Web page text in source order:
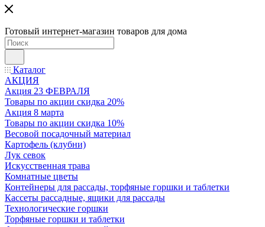
Готовый интернет-магазин товаров для дома
Каталог
АКЦИЯ
Акция 23 ФЕВРАЛЯ
Товары по акции скидка 20%
Акция 8 марта
Товары по акции скидка 10%
Весовой посадочный материал
Картофель (клубни)
Лук севок
Искусственная трава
Комнатные цветы
Контейнеры для рассады, торфяные горшки и таблетки
Кассеты рассадные, ящики для рассады
Технологические горшки
Торфяные горшки и таблетки